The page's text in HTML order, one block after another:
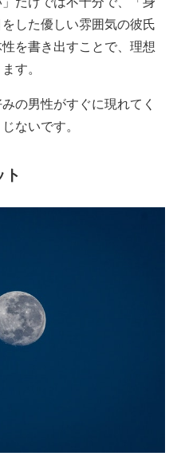
した優しい雰囲気の彼氏
を書き出すことで、理想
す。
の男性がすぐに現れてく
ないです。
ト